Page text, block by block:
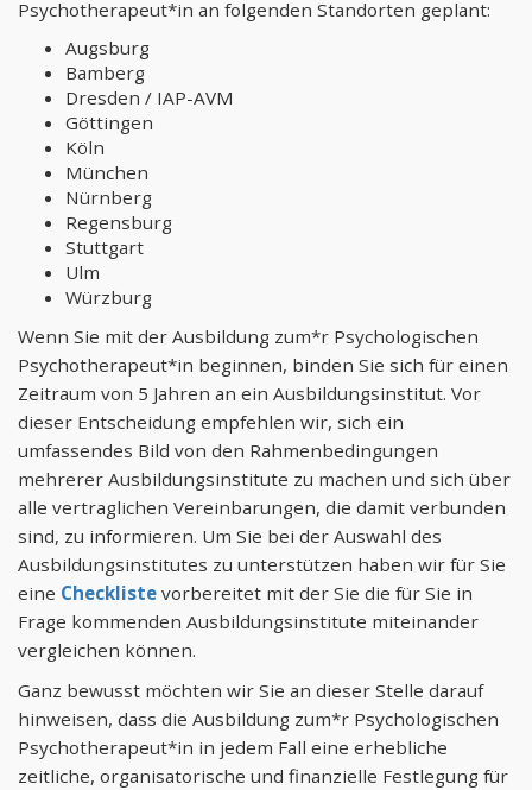
Psychotherapeut*in an folgenden Standorten geplant:
Augsburg
Bamberg
Dresden / IAP-AVM
Göttingen
Köln
München
Nürnberg
Regensburg
Stuttgart
Ulm
Würzburg
Wenn Sie mit der Ausbildung zum*r Psychologischen
Psychotherapeut*in beginnen, binden Sie sich für einen
Zeitraum von 5 Jahren an ein Ausbildungsinstitut. Vor
dieser Entscheidung empfehlen wir, sich ein
umfassendes Bild von den Rahmenbedingungen
mehrerer Ausbildungsinstitute zu machen und sich über
alle vertraglichen Vereinbarungen, die damit verbunden
sind, zu informieren. Um Sie bei der Auswahl des
Ausbildungsinstitutes zu unterstützen haben wir für Sie
eine Checkliste vorbereitet mit der Sie die für Sie in
Frage kommenden Ausbildungsinstitute miteinander
vergleichen können.
Ganz bewusst möchten wir Sie an dieser Stelle darauf
hinweisen, dass die Ausbildung zum*r Psychologischen
Psychotherapeut*in in jedem Fall eine erhebliche
zeitliche, organisatorische und finanzielle Festlegung für